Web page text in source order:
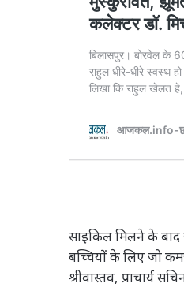
साइकिल मिलने के
बच्चियों के लिए जो
श्रीवास्तव, प्राचार्य